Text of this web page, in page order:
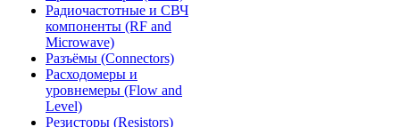
Радиочастотные и СВЧ
компоненты (RF and
Microwave)
Разъёмы (Connectors)
Расходомеры и
уровнемеры (Flow and
Level)
Резисторы (Resistors)